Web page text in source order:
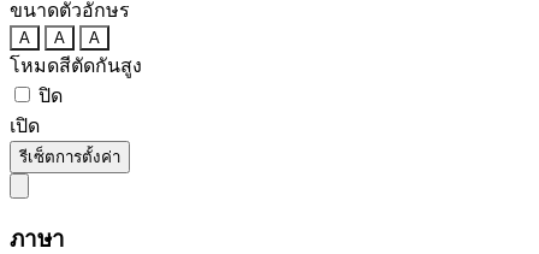
ขนาดตัวอักษร
A A A
โหมดสีตัดกันสูง
ปิด
เปิด
รีเซ็ตการตั้งค่า
ภาษา